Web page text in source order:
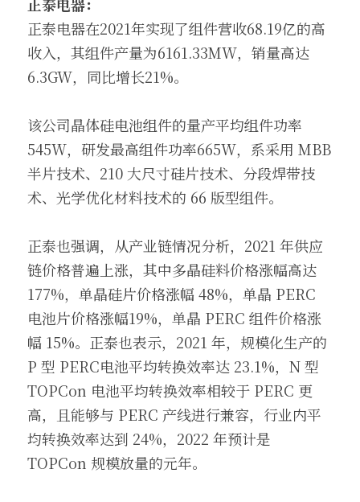
正泰电器在2021年实现了组件营收68.19亿的高
收入，其组件产量为6161.33MW，销量高达
6.3GW，同比增长21%。
该公司晶体硅电池组件的量产平均组件功率
545W，研发最高组件功率665W，系采用 MBB
半片技术、210 大尺寸硅片技术、分段焊带技
术、光学优化材料技术的 66 版型组件。
正泰也强调，从产业链情况分析，2021 年供应
链价格普遍上涨，其中多晶硅料价格涨幅高达
177%，单晶硅片价格涨幅 48%，单晶 PERC
电池片价格涨幅19%，单晶 PERC 组件价格涨
幅 15%。正泰也表示，2021 年，规模化生产的
P 型 PERC电池平均转换效率达 23.1%，N 型
TOPCon 电池平均转换效率相较于 PERC 更
高，且能够与 PERC 产线进行兼容，行业内平
均转换效率达到 24%，2022 年预计是
TOPCon 规模放量的元年。